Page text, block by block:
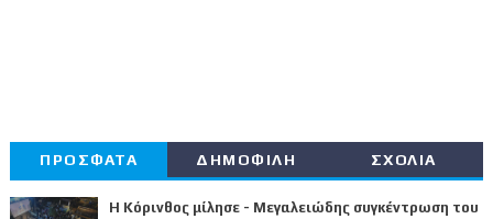
ΠΡΟΣΦΑΤΑ ΔΗΜΟΦΙΛΗ ΣΧΟΛΙΑ
Η Κόρινθος μίλησε - Μεγαλειώδης συγκέντρωση του